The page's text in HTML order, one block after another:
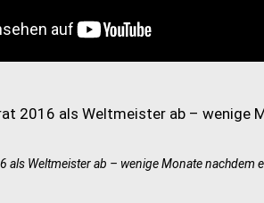
als Weltmeister ab – wenige Monate nachdem